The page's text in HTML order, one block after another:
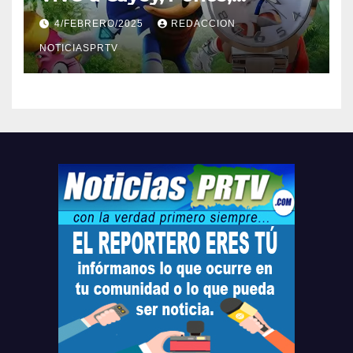
Barceloneta y Humacao,
Relojes gratis para el que
compre ahora….
4/FEBRERO/2025 REDACCION
NOTICIASPRTV